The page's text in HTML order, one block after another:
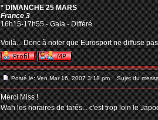
* DIMANCHE 25 MARS
France 3
16h15-17h55 - Gala - Différé
Voilà... Donc à noter que Eurosport ne diffuse
Posté le: Ven Mar 16, 2007 3:18 pm Sujet du
Merci Miss !
Wah les horaires de tarés... c'est trop loin le